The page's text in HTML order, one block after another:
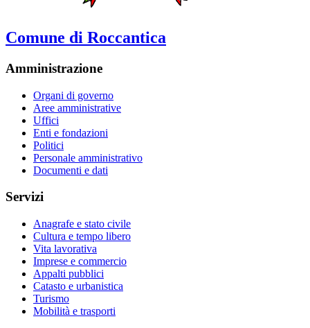
Comune di Roccantica
Amministrazione
Organi di governo
Aree amministrative
Uffici
Enti e fondazioni
Politici
Personale amministrativo
Documenti e dati
Servizi
Anagrafe e stato civile
Cultura e tempo libero
Vita lavorativa
Imprese e commercio
Appalti pubblici
Catasto e urbanistica
Turismo
Mobilità e trasporti